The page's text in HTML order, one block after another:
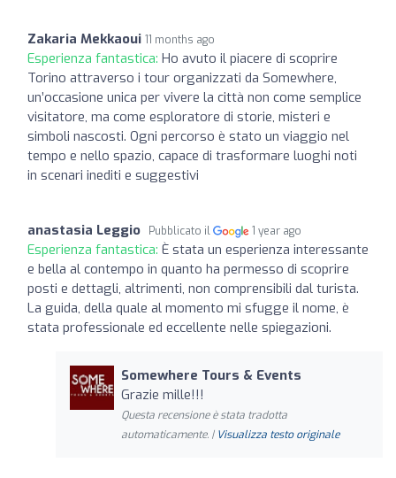
Zakaria Mekkaoui 11 months ago
Esperienza fantastica: Ho avuto il piacere di scoprire
Torino attraverso i tour organizzati da Somewhere,
un’occasione unica per vivere la città non come semplice
visitatore, ma come esploratore di storie, misteri e
simboli nascosti. Ogni percorso è stato un viaggio nel
tempo e nello spazio, capace di trasformare luoghi noti
in scenari inediti e suggestivi
anastasia Leggio Pubblicato il 1 year ago
Esperienza fantastica: È stata un esperienza interessante
e bella al contempo in quanto ha permesso di scoprire
posti e dettagli, altrimenti, non comprensibili dal turista.
La guida, della quale al momento mi sfugge il nome, è
stata professionale ed eccellente nelle spiegazioni.
Somewhere Tours & Events
Grazie mille!!!
Questa recensione è stata tradotta
automaticamente. | Visualizza testo originale